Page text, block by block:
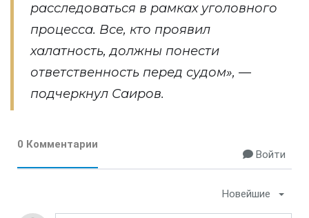
расследоваться в рамках уголовного
процесса. Все, кто проявил
халатность, должны понести
ответственность перед судом», —
подчеркнул Саиров.
0 Комментарии
Войти
Новейшие